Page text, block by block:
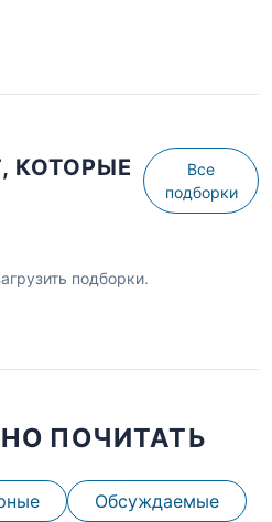
КОТОРЫЕ
Все
подборки
подборки.
ПОЧИТАТЬ
Обсуждаемые